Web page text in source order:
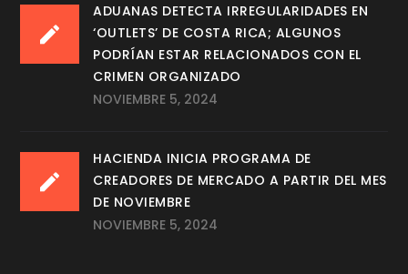
ADUANAS DETECTA IRREGULARIDADES EN
‘OUTLETS’ DE COSTA RICA; ALGUNOS
PODRÍAN ESTAR RELACIONADOS CON EL
CRIMEN ORGANIZADO
NOVIEMBRE 5, 2024
HACIENDA INICIA PROGRAMA DE
CREADORES DE MERCADO A PARTIR DEL MES
DE NOVIEMBRE
NOVIEMBRE 5, 2024